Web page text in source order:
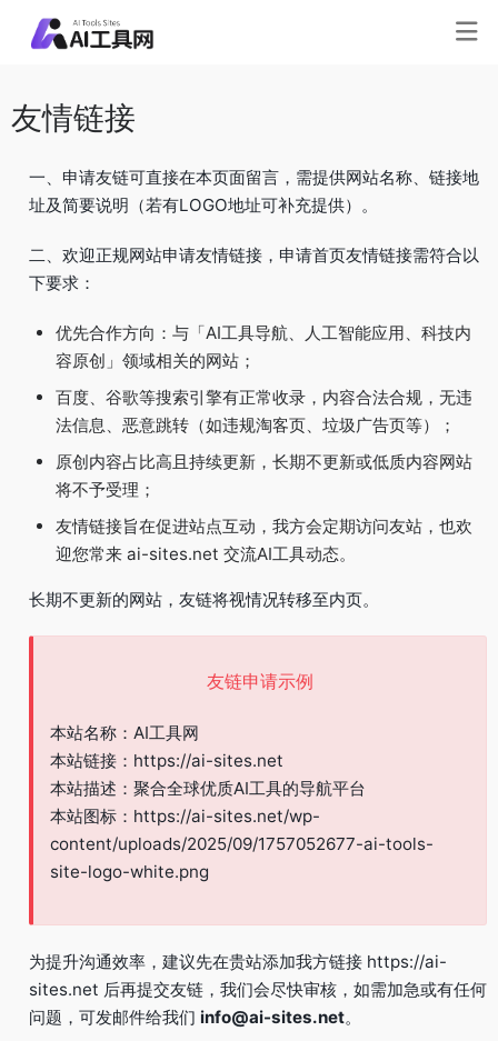
友情链接
一、申请友链可直接在本页面留言，需提供网站名称、链接地
址及简要说明（若有LOGO地址可补充提供）。
二、欢迎正规网站申请友情链接，申请首页友情链接需符合以
下要求：
优先合作方向：与「AI工具导航、人工智能应用、科技内
容原创」领域相关的网站；
百度、谷歌等搜索引擎有正常收录，内容合法合规，无违
法信息、恶意跳转（如违规淘客页、垃圾广告页等）；
原创内容占比高且持续更新，长期不更新或低质内容网站
将不予受理；
友情链接旨在促进站点互动，我方会定期访问友站，也欢
迎您常来 ai-sites.net 交流AI工具动态。
长期不更新的网站，友链将视情况转移至内页。
友链申请示例
本站名称：AI工具网
本站链接：https://ai-sites.net
本站描述：聚合全球优质AI工具的导航平台
本站图标：https://ai-sites.net/wp-
content/uploads/2025/09/1757052677-ai-tools-
site-logo-white.png
为提升沟通效率，建议先在贵站添加我方链接 https://ai-
sites.net 后再提交友链，我们会尽快审核，如需加急或有任何
问题，可发邮件给我们 info@ai-sites.net。